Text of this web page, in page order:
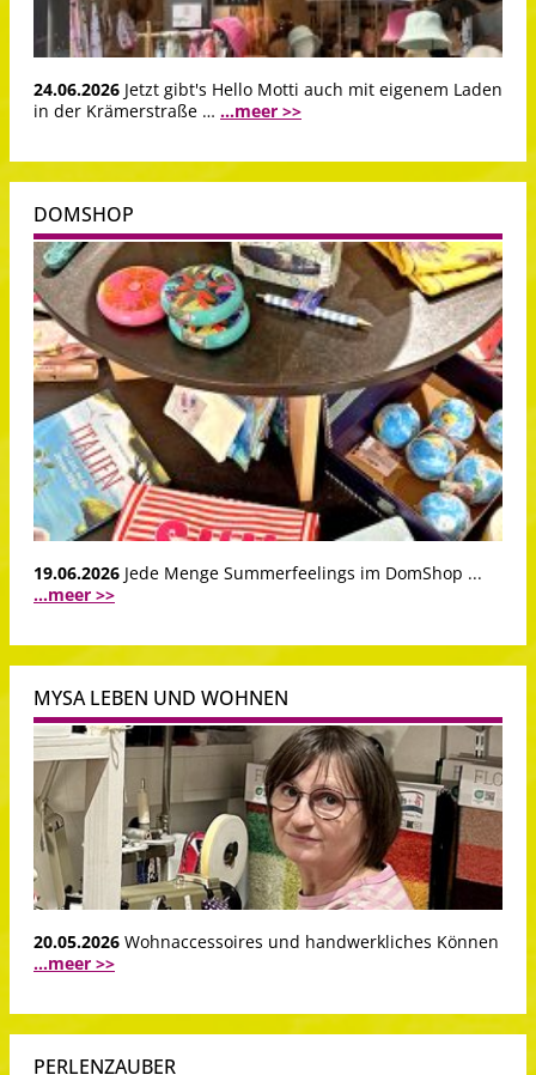
24.06.2026 Jetzt gibt's Hello Motti auch mit eigenem Laden
in der Krämerstraße … ...meer >>
DOMSHOP
19.06.2026 Jede Menge Summerfeelings im DomShop ...
...meer >>
MYSA LEBEN UND WOHNEN
20.05.2026 Wohnaccessoires und handwerkliches Können
...meer >>
PERLENZAUBER